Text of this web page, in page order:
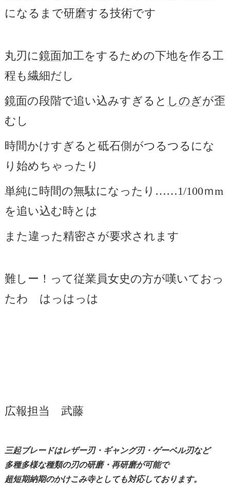
になるまで研磨する技術です
丸刃に鏡面加工をするための下地を作る工
程も繊細だし
鏡面の段階で追い込みすぎると しのぎが歪
むし
時間かけすぎると砥石側がつるつるにな
り始めちゃったり
単純に時間の無駄になったり……1/100ｍm
を追い込む時とは
また違った精密さが要求されます
難しー！って従業員女史の方が嘆いておっ
たわ はっはっは
広報担当 武藤
三起ブレードはレザー刃・ギャング刃・ゲーベル刃など
多種多様な種類の刃の研磨・再研磨が可能で
超短期納期のかけこみ寺としても対応しております。